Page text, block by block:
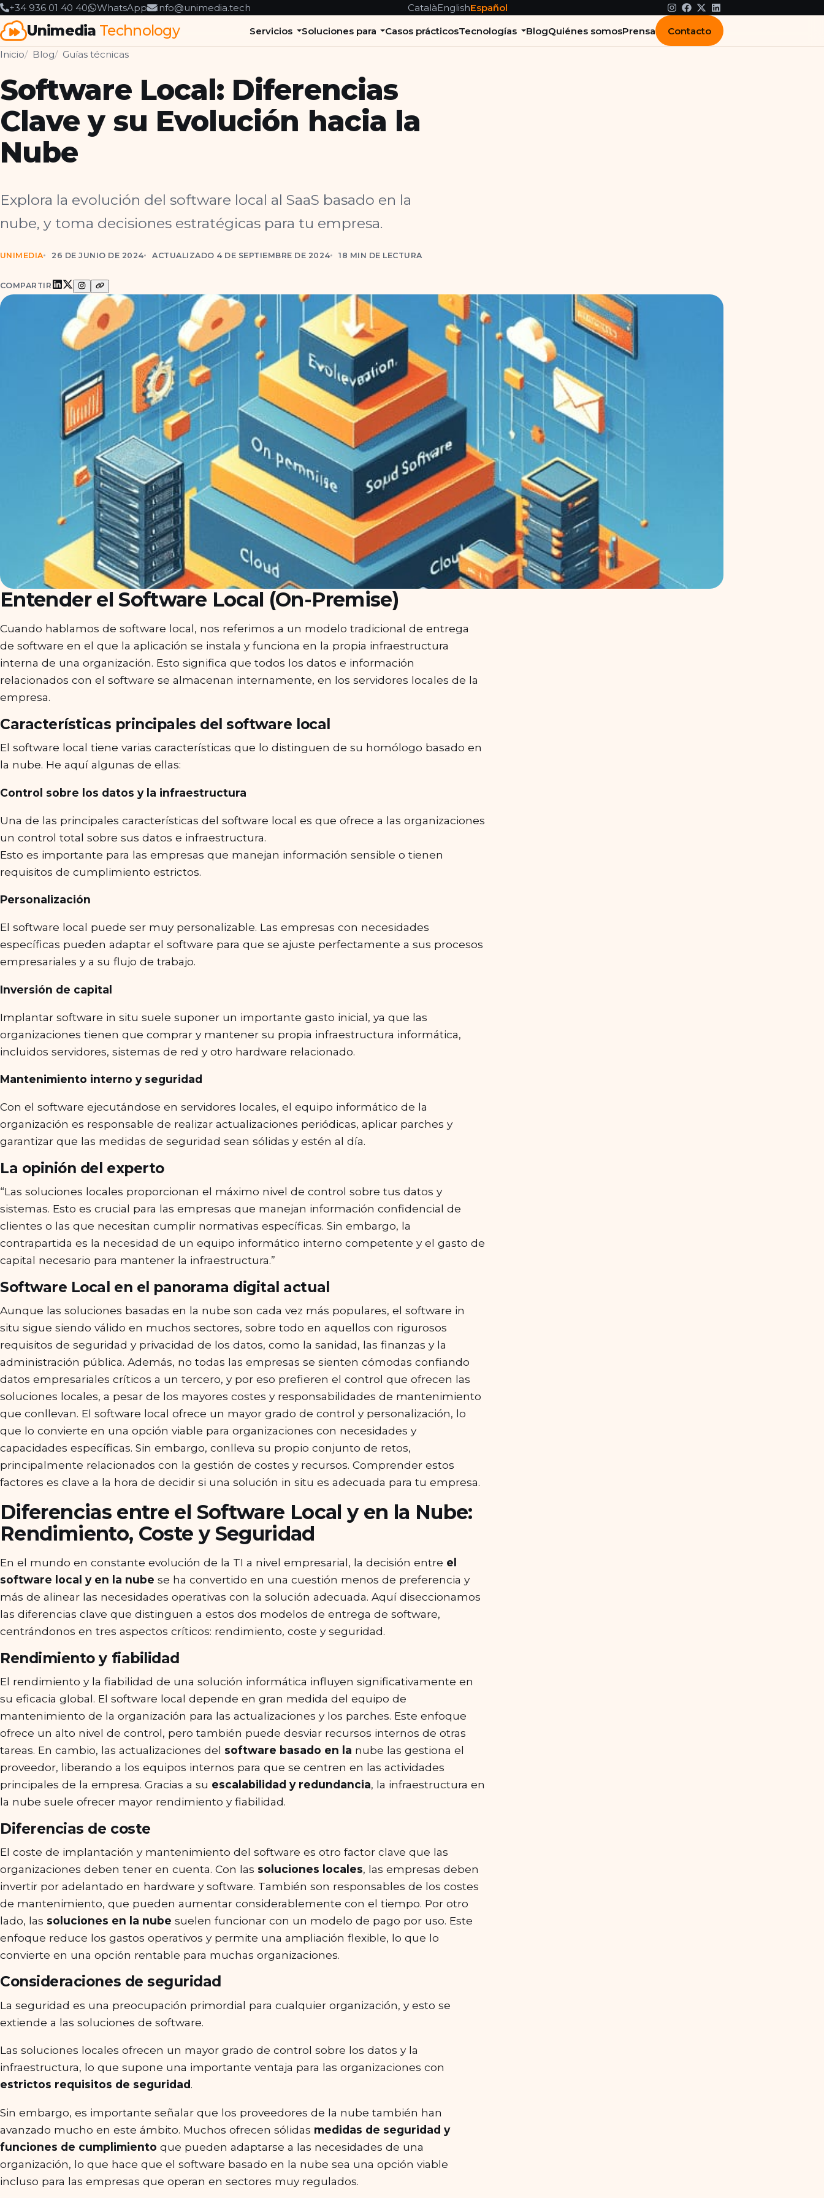
+34 936 01 40 40 WhatsApp info@unimedia.tech CatalàEnglishEspañol
Unimedia Technology Servicios Soluciones para Casos prácticosTecnologías BlogQuiénes somosPrensa Contacto
Inicio Blog Guías técnicas
Software Local: Diferencias
Clave y su Evolución hacia la
Nube
Explora la evolución del software local al SaaS basado en la
nube, y toma decisiones estratégicas para tu empresa.
UNIMEDIA 26 DE JUNIO DE 2024 ACTUALIZADO 4 DE SEPTIEMBRE DE 2024 18 MIN DE LECTURA
COMPARTIR
Entender el Software Local (On-Premise)
Cuando hablamos de software local, nos referimos a un modelo tradicional de entrega
de software en el que la aplicación se instala y funciona en la propia infraestructura
interna de una organización. Esto significa que todos los datos e información
relacionados con el software se almacenan internamente, en los servidores locales de la
empresa.
Características principales del software local
El software local tiene varias características que lo distinguen de su homólogo basado en
la nube. He aquí algunas de ellas:
Control sobre los datos y la infraestructura
Una de las principales características del software local es que ofrece a las organizaciones
un control total sobre sus datos e infraestructura.
Esto es importante para las empresas que manejan información sensible o tienen
requisitos de cumplimiento estrictos.
Personalización
El software local puede ser muy personalizable. Las empresas con necesidades
específicas pueden adaptar el software para que se ajuste perfectamente a sus procesos
empresariales y a su flujo de trabajo.
Inversión de capital
Implantar software in situ suele suponer un importante gasto inicial, ya que las
organizaciones tienen que comprar y mantener su propia infraestructura informática,
incluidos servidores, sistemas de red y otro hardware relacionado.
Mantenimiento interno y seguridad
Con el software ejecutándose en servidores locales, el equipo informático de la
organización es responsable de realizar actualizaciones periódicas, aplicar parches y
garantizar que las medidas de seguridad sean sólidas y estén al día.
La opinión del experto
“Las soluciones locales proporcionan el máximo nivel de control sobre tus datos y
sistemas. Esto es crucial para las empresas que manejan información confidencial de
clientes o las que necesitan cumplir normativas específicas. Sin embargo, la
contrapartida es la necesidad de un equipo informático interno competente y el gasto de
capital necesario para mantener la infraestructura.”
Software Local en el panorama digital actual
Aunque las soluciones basadas en la nube son cada vez más populares, el software in
situ sigue siendo válido en muchos sectores, sobre todo en aquellos con rigurosos
requisitos de seguridad y privacidad de los datos, como la sanidad, las finanzas y la
administración pública. Además, no todas las empresas se sienten cómodas confiando
datos empresariales críticos a un tercero, y por eso prefieren el control que ofrecen las
soluciones locales, a pesar de los mayores costes y responsabilidades de mantenimiento
que conllevan. El software local ofrece un mayor grado de control y personalización, lo
que lo convierte en una opción viable para organizaciones con necesidades y
capacidades específicas. Sin embargo, conlleva su propio conjunto de retos,
principalmente relacionados con la gestión de costes y recursos. Comprender estos
factores es clave a la hora de decidir si una solución in situ es adecuada para tu empresa.
Diferencias entre el Software Local y en la Nube:
Rendimiento, Coste y Seguridad
En el mundo en constante evolución de la TI a nivel empresarial, la decisión entre el
software local y en la nube se ha convertido en una cuestión menos de preferencia y
más de alinear las necesidades operativas con la solución adecuada. Aquí diseccionamos
las diferencias clave que distinguen a estos dos modelos de entrega de software,
centrándonos en tres aspectos críticos: rendimiento, coste y seguridad.
Rendimiento y fiabilidad
El rendimiento y la fiabilidad de una solución informática influyen significativamente en
su eficacia global. El software local depende en gran medida del equipo de
mantenimiento de la organización para las actualizaciones y los parches. Este enfoque
ofrece un alto nivel de control, pero también puede desviar recursos internos de otras
tareas. En cambio, las actualizaciones del software basado en la nube las gestiona el
proveedor, liberando a los equipos internos para que se centren en las actividades
principales de la empresa. Gracias a su escalabilidad y redundancia, la infraestructura en
la nube suele ofrecer mayor rendimiento y fiabilidad.
Diferencias de coste
El coste de implantación y mantenimiento del software es otro factor clave que las
organizaciones deben tener en cuenta. Con las soluciones locales, las empresas deben
invertir por adelantado en hardware y software. También son responsables de los costes
de mantenimiento, que pueden aumentar considerablemente con el tiempo. Por otro
lado, las soluciones en la nube suelen funcionar con un modelo de pago por uso. Este
enfoque reduce los gastos operativos y permite una ampliación flexible, lo que lo
convierte en una opción rentable para muchas organizaciones.
Consideraciones de seguridad
La seguridad es una preocupación primordial para cualquier organización, y esto se
extiende a las soluciones de software.
Las soluciones locales ofrecen un mayor grado de control sobre los datos y la
infraestructura, lo que supone una importante ventaja para las organizaciones con
estrictos requisitos de seguridad.
Sin embargo, es importante señalar que los proveedores de la nube también han
avanzado mucho en este ámbito. Muchos ofrecen sólidas medidas de seguridad y
funciones de cumplimiento que pueden adaptarse a las necesidades de una
organización, lo que hace que el software basado en la nube sea una opción viable
incluso para las empresas que operan en sectores muy regulados.